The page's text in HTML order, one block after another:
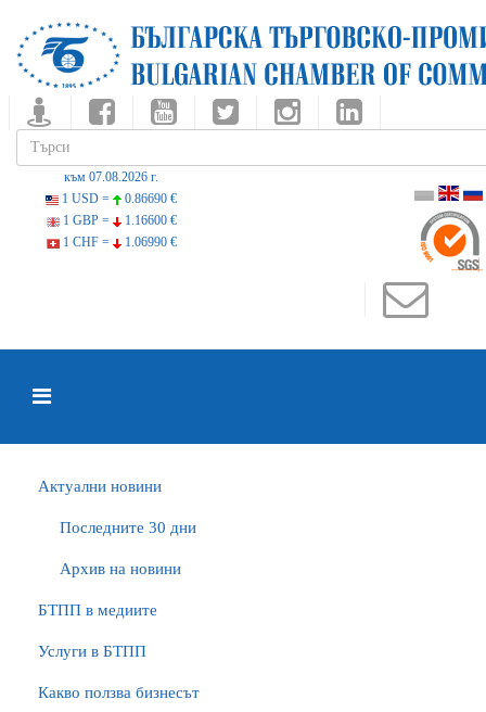
към 07.08.2026 г.
1 USD =
0.86690 €
1 GBP =
1.16600 €
1 CHF =
1.06990 €
Актуални новини
Последните 30 дни
Архив на новини
БTПП в медиите
Услуги в БТПП
Какво ползва бизнесът